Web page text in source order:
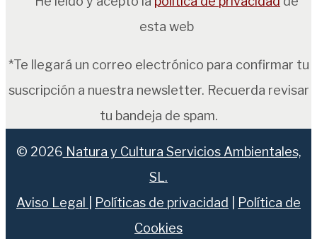
esta web
*Te llegará un correo electrónico para confirmar tu
suscripción a nuestra newsletter. Recuerda revisar
tu bandeja de spam.
© 2026 Natura y Cultura Servicios Ambientales,
SL.
Aviso Legal
Políticas de privacidad
Política de
Cookies